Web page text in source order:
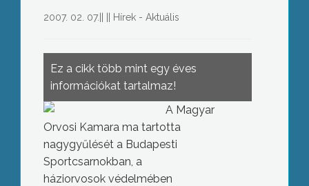
2007. 02. 07. Hírek - Aktuális
Ez a cikk több mint egy éves
információkat tartalmaz!
A Magyar
Orvosi Kamara ma tartotta
nagygyűlését a Budapesti
Sportcsarnokban, a
háziorvosok védelmében